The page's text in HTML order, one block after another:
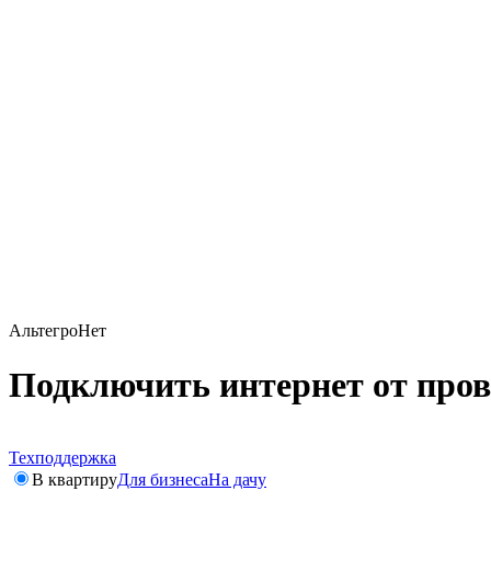
АльтегроНет
Подключить интернет от
Техподдержка
В квартируДля бизнесаНа дачу